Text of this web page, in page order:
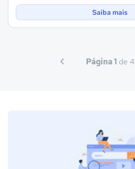
Saiba mais
Página 1 de 4